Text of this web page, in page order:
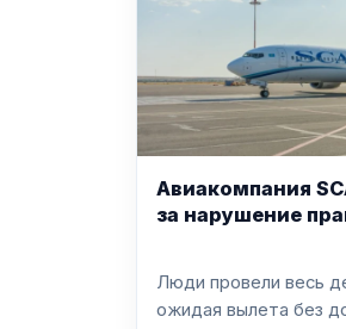
Авиакомпания
за нарушение
Люди провели весь
ожидая вылета без